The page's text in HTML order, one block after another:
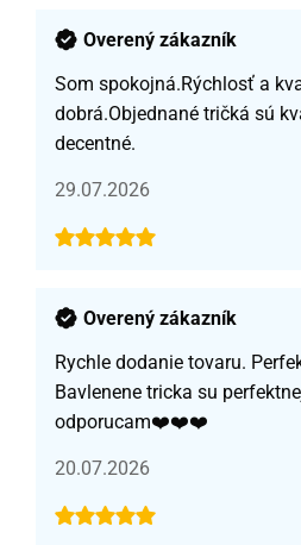
Overený zákazník
Som spokojná.Rýchlosť a
dobrá.Objednané tričká sú
decentné.
29.07.2026
Overený zákazník
Rychle dodanie tovaru.
Bavlenene tricka su
odporucam❤️❤️❤️
20.07.2026